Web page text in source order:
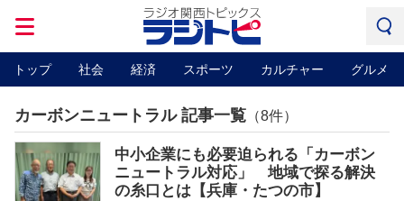
トップ 社会 経済 スポーツ カルチャー グルメ
カーボンニュートラル 記事一覧 （8件）
中小企業にも必要迫られる「カーボン
ニュートラル対応」 地域で探る解決
の糸口とは【兵庫・たつの市】